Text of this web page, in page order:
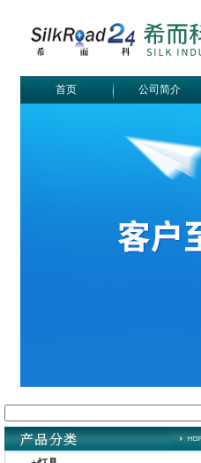
首页 公司简介